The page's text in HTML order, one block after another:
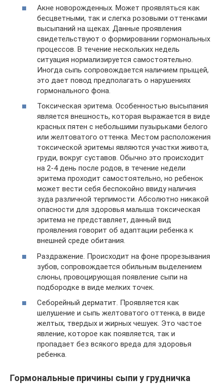
Акне новорожденных. Может проявляться как
бесцветными, так и слегка розовыми оттенками
высыпаний на щеках. Данные проявления
свидетельствуют о формировании гормональных
процессов. В течение нескольких недель
ситуация нормализируется самостоятельно.
Иногда сыпь сопровождается наличием прыщей,
это дает повод предполагать о нарушениях
гормонального фона.
Токсическая эритема. Особенностью высыпания
является внешность, которая выражается в виде
красных пятен с небольшими пузырьками белого
или желтоватого оттенка. Местом расположения
токсической эритемы являются участки живота,
груди, вокруг суставов. Обычно это происходит
на 2-4 день после родов, в течение недели
эритема проходит самостоятельно, но ребенок
может вести себя беспокойно ввиду наличия
зуда различной терпимости. Абсолютно никакой
опасности для здоровья малыша токсическая
эритема не представляет, данный вид
проявления говорит об адаптации ребенка к
внешней среде обитания.
Раздражение. Происходит на фоне прорезывания
зубов, сопровождается обильным выделением
слюны, провоцирующая появление сыпи на
подбородке в виде мелких точек.
Себорейный дерматит. Проявляется как
шелушение и сыпь желтоватого оттенка, в виде
желтых, твердых и жирных чешуек. Это частое
явление, которое как появляется, так и
пропадает без всякого вреда для здоровья
ребенка.
Гормональные причины сыпи у грудничка